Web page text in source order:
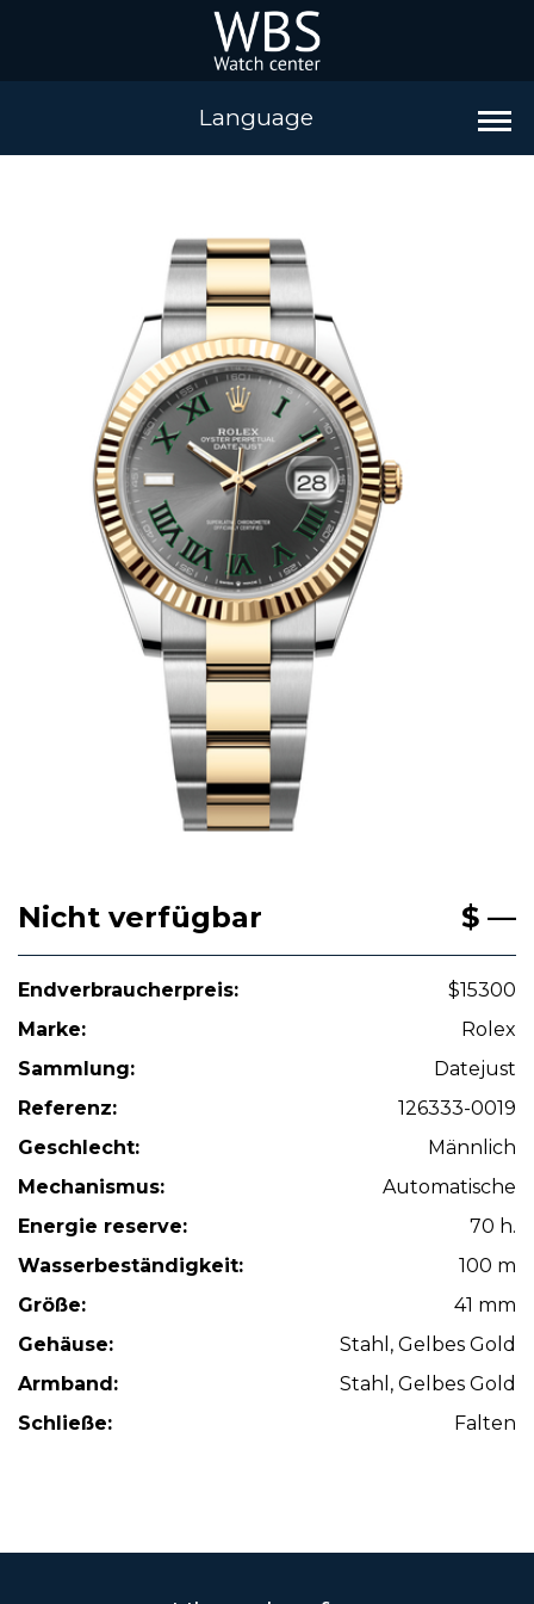
Language
Nicht verfügbar $ —
Endverbraucherpreis:
$15300
Marke:
Rolex
Sammlung:
Datejust
Referenz:
126333-0019
Geschlecht:
Männlich
Mechanismus:
Automatische
Energie reserve:
70 h.
Wasserbeständigkeit:
100 m
Größe:
41 mm
Gehäuse:
Stahl, Gelbes Gold
Armband:
Stahl, Gelbes Gold
Schließe:
Falten